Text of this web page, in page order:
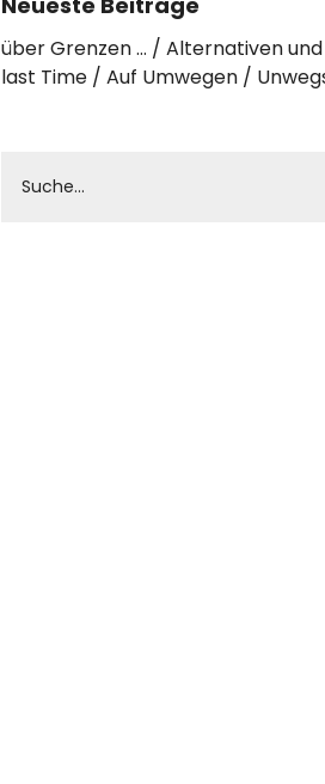
über Grenzen … Alternativen
last Time
Auf Umwegen